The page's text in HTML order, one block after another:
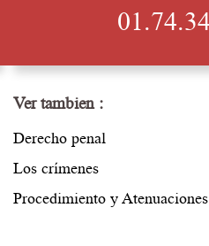
Ver tambien :
Derecho penal
Los crímenes
Procedimiento y